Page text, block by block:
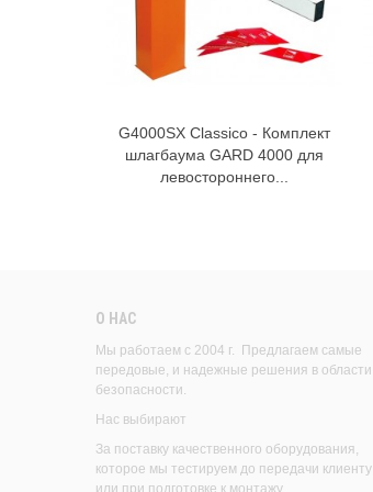
В корзину
G4000SX Classico - Комплект
шлагбаума GARD 4000 для
левостороннего...
О НАС
Мы работаем с 2004 г. Предлагаем самые
передовые, и надежные решения в области
безопасности.
Нас выбирают
За поставку качественного оборудования,
которое мы тестируем до передачи клиенту